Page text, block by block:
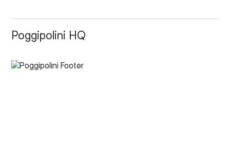
Poggipolini HQ